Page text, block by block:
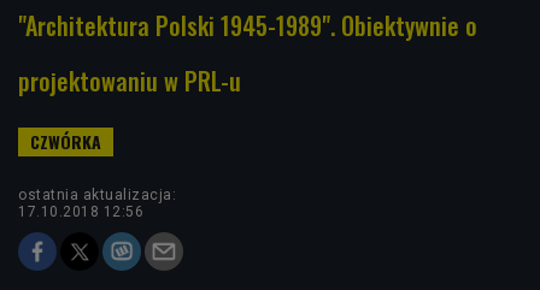
"Architektura Polski 1945-1989". Obiektywnie o
projektowaniu w PRL-u
ostatnia aktualizacja:
17.10.2018 12:56